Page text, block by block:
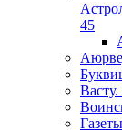
45
Васту.